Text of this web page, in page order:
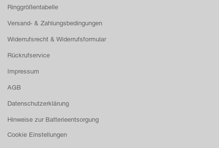
Ringgrößentabelle
Versand- & Zahlungsbedingungen
Widerrufsrecht & Widerrufsformular
Rückrufservice
Impressum
AGB
Datenschutzerklärung
Hinweise zur Batterieentsorgung
Cookie Einstellungen